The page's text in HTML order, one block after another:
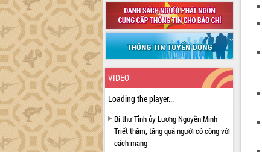
VIDEO
Loading the player...
Bí thư Tỉnh ủy Lương Nguyễn Minh
Triết thăm, tặng quà người có công với
cách mạng